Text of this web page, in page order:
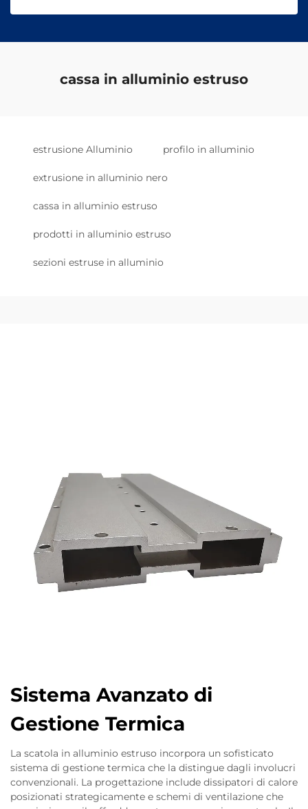
cassa in alluminio estruso
estrusione Alluminio profilo in alluminio
extrusione in alluminio nero
cassa in alluminio estruso
prodotti in alluminio estruso
sezioni estruse in alluminio
Sistema Avanzato di
Gestione Termica
La scatola in alluminio estruso incorpora un sofisticato
sistema di gestione termica che la distingue dagli involucri
convenzionali. La progettazione include dissipatori di calore
posizionati strategicamente e schemi di ventilazione che